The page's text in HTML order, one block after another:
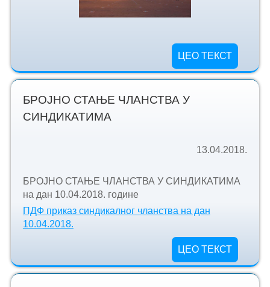
ЦЕО ТЕКСТ
БРОЈНО СТАЊЕ ЧЛАНСТВА У
СИНДИКАТИМА
13.04.2018.
БРОЈНО СТАЊЕ ЧЛАНСТВА У СИНДИКАТИМА
на дан 10.04.2018. године
ПДФ приказ синдикалног чланства на дан
10.04.2018.
ЦЕО ТЕКСТ